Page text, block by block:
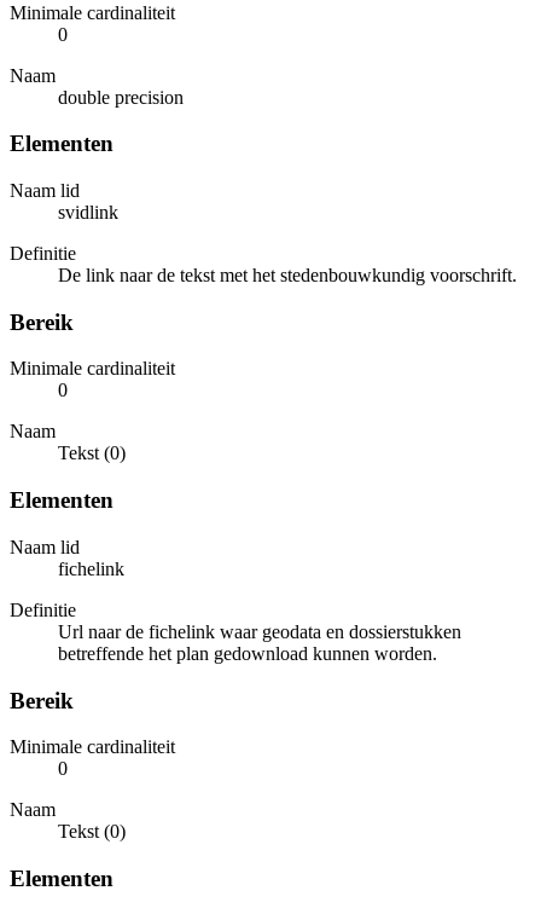
Minimale cardinaliteit
0
Naam
double precision
Elementen
Naam lid
svidlink
Definitie
De link naar de tekst met het stedenbouwkundig voorschrift.
Bereik
Minimale cardinaliteit
0
Naam
Tekst (0)
Elementen
Naam lid
fichelink
Definitie
Url naar de fichelink waar geodata en dossierstukken
betreffende het plan gedownload kunnen worden.
Bereik
Minimale cardinaliteit
0
Naam
Tekst (0)
Elementen